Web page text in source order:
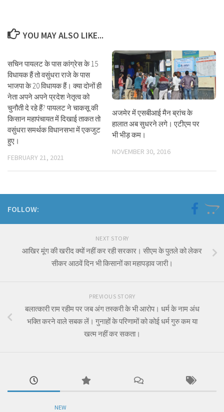
YOU MAY ALSO LIKE...
सचिन पायलट के पास कांग्रेस के 15
विधायक हैं तो वसुंधरा राजे के पास
भाजपा के 20 विधायक हैं। क्या दोनों ही
नेता अपने अपने प्रदेश नेतृत्व को
चुनौती दे रहे हैं? पायलट ने चाकसू की
किसान महापंचायत में दिखाई ताकत तो
वसुंधरा समर्थक विधानसभा में एकजुट
हुए।
FEBRUARY 21, 2021
अजमेर में एसबीआई मैन ब्रांच के
हालात अब सुधरने लगे। एटीएम पर
भी भीड़ कम।
NOVEMBER 30, 2016
FOLLOW:
NEXT STORY
आखिर मूंग की खरीद क्यों नहीं कर रही सरकार। सीएम के पुतले को लेकर
सीकर आठवें दिन भी किसानों का महापड़ाव जारी।
PREVIOUS STORY
बलात्कारी राम रहीम पर जब अंग तस्करी के भी आरोप। धर्म के नाम अंध
भक्ति करने वाले सबक लें। गुनाहों के परिणामों को कोई धर्म गुरु कम या
खत्म नहीं कर सकता।
NEW